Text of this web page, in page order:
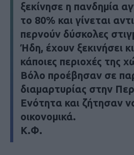
ξεκίνησε η πανδημία
το 80% και γίνεται
περνούν δύσκολες
Ήδη, έχουν ξεκινήσει
κάποιες περιοχές της
Βόλο προέβησαν σε
διαμαρτυρίας στην
Ενότητα και ζήτησαν
οικονομικά.
Κ.Φ.